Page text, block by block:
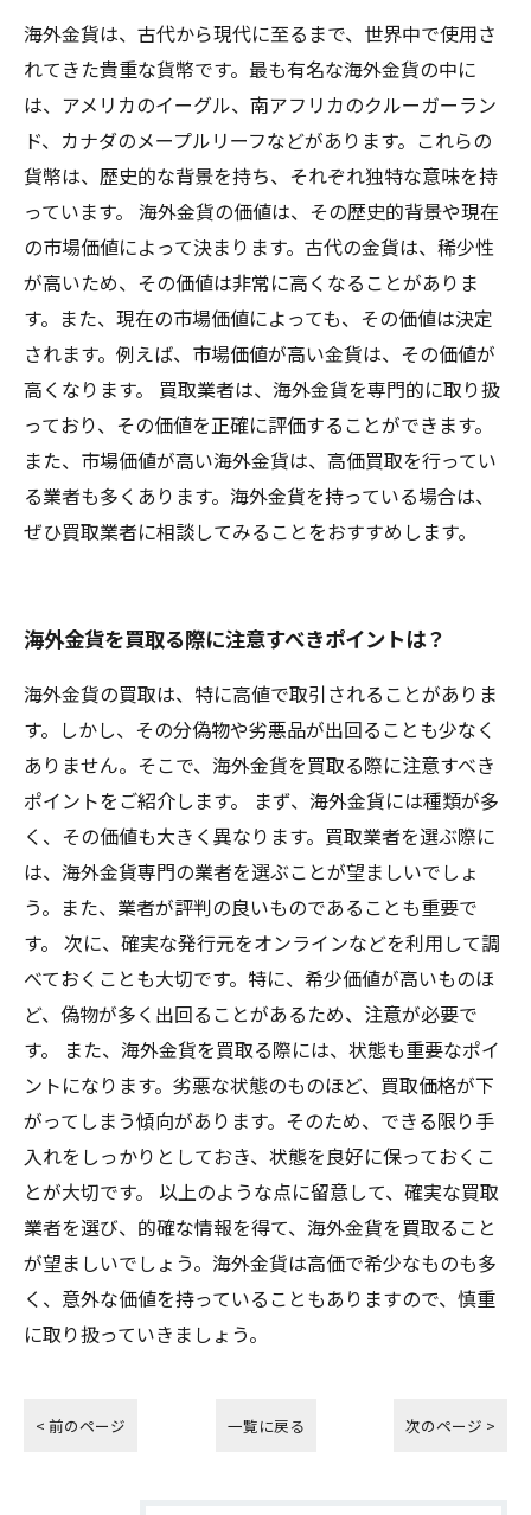
海外金貨は、古代から現代に至るまで、世界中で使用さ
れてきた貴重な貨幣です。最も有名な海外金貨の中に
は、アメリカのイーグル、南アフリカのクルーガーラン
ド、カナダのメープルリーフなどがあります。これらの
貨幣は、歴史的な背景を持ち、それぞれ独特な意味を持
っています。 海外金貨の価値は、その歴史的背景や現在
の市場価値によって決まります。古代の金貨は、稀少性
が高いため、その価値は非常に高くなることがありま
す。また、現在の市場価値によっても、その価値は決定
されます。例えば、市場価値が高い金貨は、その価値が
高くなります。 買取業者は、海外金貨を専門的に取り扱
っており、その価値を正確に評価することができます。
また、市場価値が高い海外金貨は、高価買取を行ってい
る業者も多くあります。海外金貨を持っている場合は、
ぜひ買取業者に相談してみることをおすすめします。
海外金貨を買取る際に注意すべきポイントは？
海外金貨の買取は、特に高値で取引されることがありま
す。しかし、その分偽物や劣悪品が出回ることも少なく
ありません。そこで、海外金貨を買取る際に注意すべき
ポイントをご紹介します。 まず、海外金貨には種類が多
く、その価値も大きく異なります。買取業者を選ぶ際に
は、海外金貨専門の業者を選ぶことが望ましいでしょ
う。また、業者が評判の良いものであることも重要で
す。 次に、確実な発行元をオンラインなどを利用して調
べておくことも大切です。特に、希少価値が高いものほ
ど、偽物が多く出回ることがあるため、注意が必要で
す。 また、海外金貨を買取る際には、状態も重要なポイ
ントになります。劣悪な状態のものほど、買取価格が下
がってしまう傾向があります。そのため、できる限り手
入れをしっかりとしておき、状態を良好に保っておくこ
とが大切です。 以上のような点に留意して、確実な買取
業者を選び、的確な情報を得て、海外金貨を買取ること
が望ましいでしょう。海外金貨は高価で希少なものも多
く、意外な価値を持っていることもありますので、慎重
に取り扱っていきましょう。
< 前のページ 一覧に戻る 次のページ >